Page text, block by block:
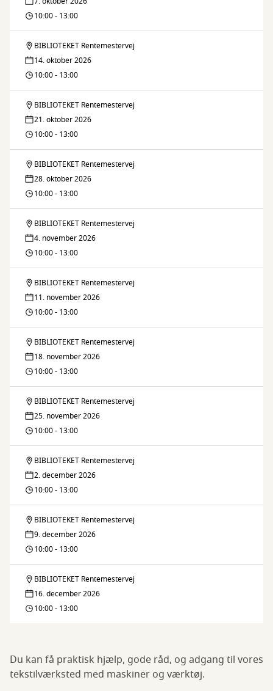
og10:00 - 13:00
Fiks
og
BIBLIOTEKET Rentemestervej
14. oktober 2026
10:00 - 13:00
Fiks
og
BIBLIOTEKET Rentemestervej
21. oktober 2026
10:00 - 13:00
Fiks
og
BIBLIOTEKET Rentemestervej
28. oktober 2026
10:00 - 13:00
Fiks
og
BIBLIOTEKET Rentemestervej
4. november 2026
10:00 - 13:00
Fiks
og
BIBLIOTEKET Rentemestervej
11. november 2026
10:00 - 13:00
Fiks
og
BIBLIOTEKET Rentemestervej
18. november 2026
10:00 - 13:00
Fiks
og
BIBLIOTEKET Rentemestervej
25. november 2026
10:00 - 13:00
Fiks
og
BIBLIOTEKET Rentemestervej
2. december 2026
10:00 - 13:00
Fiks
og
BIBLIOTEKET Rentemestervej
9. december 2026
10:00 - 13:00
Fiks
og
BIBLIOTEKET Rentemestervej
16. december 2026
10:00 - 13:00
Du kan få praktisk hjælp, gode råd, og adgang til vores
tekstilværksted med maskiner og værktøj.